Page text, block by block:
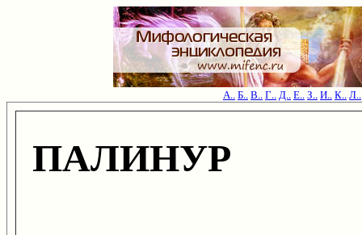
А..Б..В..Г..Д..Е..З..И..К..Л..
ПАЛИНУР